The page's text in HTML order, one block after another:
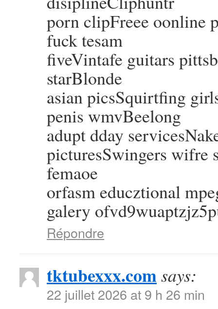
porn clipFreee oonline
fuck tesam
fiveVintafe guitars
starBlonde
asian picsSquirtfing
penis wmvBeelong
adupt dday
picturesSwingers
femaoe
orfasm educztional
galery
Répondre
tktubexxx.comsays:
22 juillet 2026 at 9 h 26 min